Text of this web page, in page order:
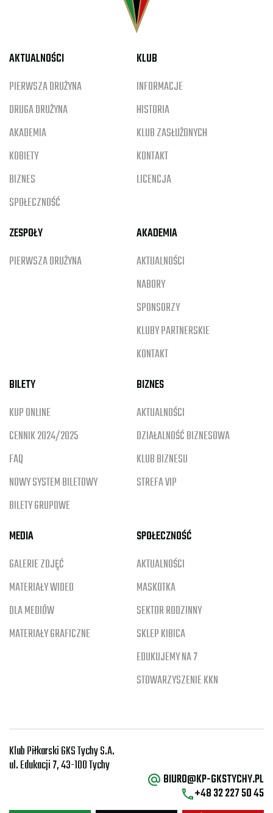
AKTUALNOŚCI
PIERWSZA DRUŻYNA
DRUGA DRUŻYNA
AKADEMIA
KOBIETY
BIZNES
SPOŁECZNOŚĆ
KLUB
INFORMACJE
HISTORIA
KLUB ZASŁUŻONYCH
KONTAKT
LICENCJA
ZESPOŁY
PIERWSZA DRUŻYNA
AKADEMIA
AKTUALNOŚCI
NABORY
SPONSORZY
KLUBY PARTNERSKIE
KONTAKT
BILETY
KUP ONLINE
CENNIK 2024/2025
FAQ
NOWY SYSTEM BILETOWY
BILETY GRUPOWE
BIZNES
AKTUALNOŚCI
DZIAŁALNOŚĆ BIZNESOWA
KLUB BIZNESU
STREFA VIP
MEDIA
GALERIE ZDJĘĆ
MATERIAŁY WIDEO
DLA MEDIÓW
MATERIAŁY GRAFICZNE
SPOŁECZNOŚĆ
AKTUALNOŚCI
MASKOTKA
SEKTOR RODZINNY
SKLEP KIBICA
EDUKUJEMY NA 7
STOWARZYSZENIE KKN
Klub Piłkarski GKS Tychy S.A.
ul. Edukacji 7, 43-100 Tychy
BIURO@KP-GKSTYCHY.PL
+48 32 227 50 45